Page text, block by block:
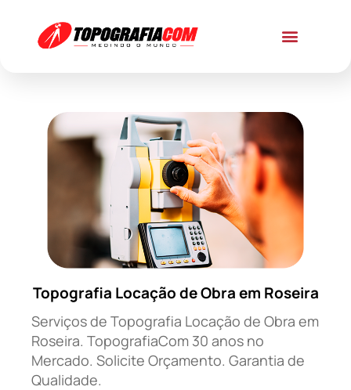
Topografia Locação de Obra em Roseira
Serviços de Topografia Locação de Obra em
Roseira. TopografiaCom 30 anos no
Mercado. Solicite Orçamento. Garantia de
Qualidade.